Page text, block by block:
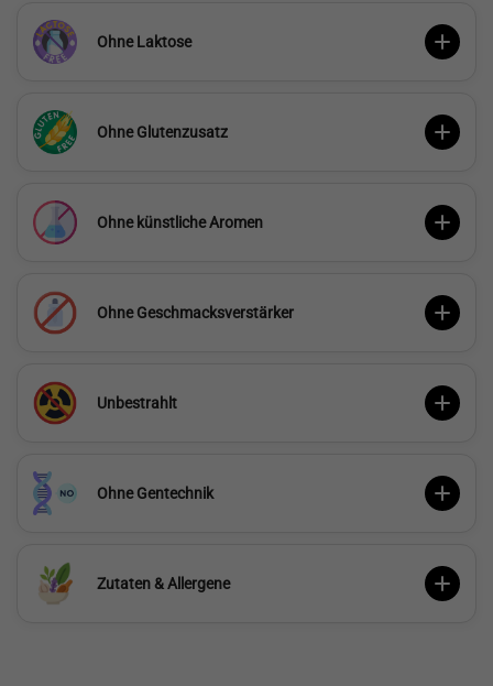
Ohne Laktose
Ohne Glutenzusatz
Ohne künstliche Aromen
Ohne Geschmacksverstärker
Unbestrahlt
Ohne Gentechnik
Zutaten & Allergene